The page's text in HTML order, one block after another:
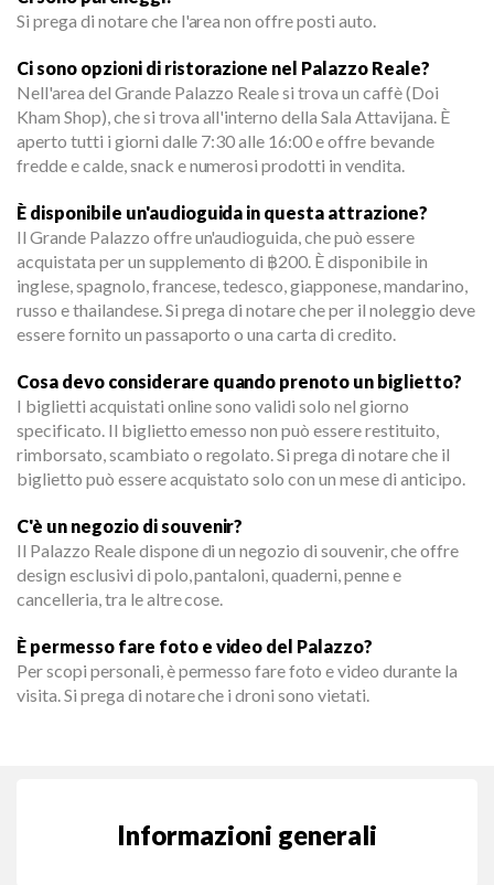
Si prega di notare che l'area non offre posti auto.
Ci sono opzioni di ristorazione nel Palazzo Reale?
Nell'area del Grande Palazzo Reale si trova un caffè (Doi
Kham Shop), che si trova all'interno della Sala Attavijana. È
aperto tutti i giorni dalle 7:30 alle 16:00 e offre bevande
fredde e calde, snack e numerosi prodotti in vendita.
È disponibile un'audioguida in questa attrazione?
Il Grande Palazzo offre un'audioguida, che può essere
acquistata per un supplemento di ฿200. È disponibile in
inglese, spagnolo, francese, tedesco, giapponese, mandarino,
russo e thailandese. Si prega di notare che per il noleggio deve
essere fornito un passaporto o una carta di credito.
Cosa devo considerare quando prenoto un biglietto?
I biglietti acquistati online sono validi solo nel giorno
specificato. Il biglietto emesso non può essere restituito,
rimborsato, scambiato o regolato. Si prega di notare che il
biglietto può essere acquistato solo con un mese di anticipo.
C'è un negozio di souvenir?
Il Palazzo Reale dispone di un negozio di souvenir, che offre
design esclusivi di polo, pantaloni, quaderni, penne e
cancelleria, tra le altre cose.
È permesso fare foto e video del Palazzo?
Per scopi personali, è permesso fare foto e video durante la
visita. Si prega di notare che i droni sono vietati.
Informazioni generali